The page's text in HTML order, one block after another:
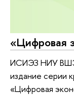
«Цифровая
ИСИЭЗ НИУ ВШЭ
издание серии
«Цифровая